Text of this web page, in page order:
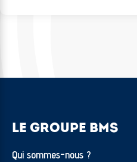
LE GROUPE BMS
Qui sommes-nous ?